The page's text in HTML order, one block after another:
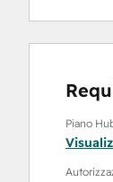
Piano